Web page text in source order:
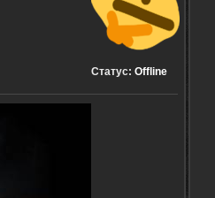
Статус: Offline